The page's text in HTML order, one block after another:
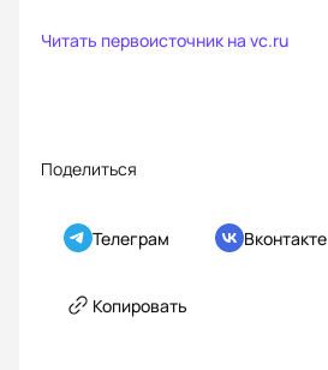
Читать первоисточник на vc.ru
Поделиться
Телеграм Вконтакте
Копировать